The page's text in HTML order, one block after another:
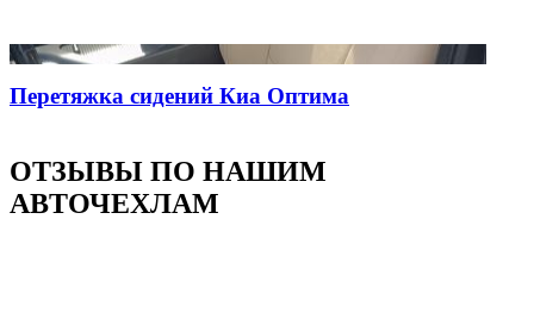
Перетяжка сидений Киа Оптима
ОТЗЫВЫ ПО НАШИМ
АВТОЧЕХЛАМ